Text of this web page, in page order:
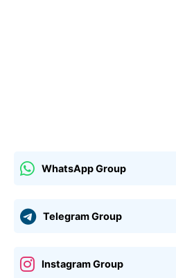
WhatsApp Group
Telegram Group
Instagram Group